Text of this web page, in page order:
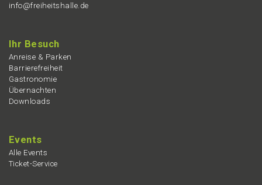
info@freiheitshalle.de
Ihr Besuch
Anrei­se & Parken
Barrie­re­frei­heit
Gastro­no­mie
Übernach­ten
Downloads
Events
Alle Events
Ticket-Service